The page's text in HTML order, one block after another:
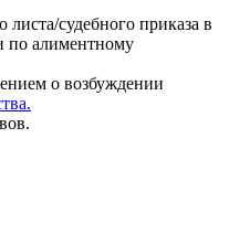
судебного приказа в
по алиментному
о возбуждении